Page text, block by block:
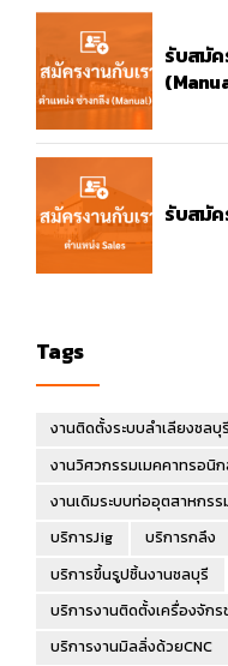
รับสมัค
รับสมัค
Tags
งานติดตั้งระบบลำเลียงชลบุรี
งานวิศวกรรมเมคคาทรอนิ
งานเดิมระบบท่ออุตสาหกรร
บริการJig
บริการกลึง
บริการขึ้นรูปชิ้นงานชลบุรี
บริการงานติดตั้งเครื่องจักร
บริการงานมิลลิ่งด้วยCNC